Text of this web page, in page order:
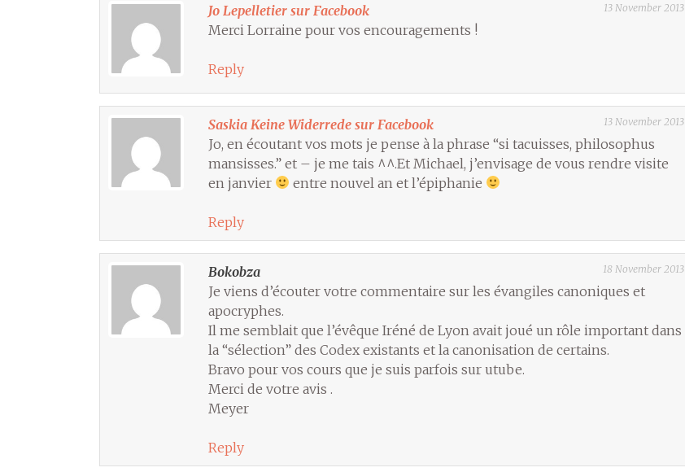
Jo Lepelletier sur Facebook 13 November 2013
Merci Lorraine pour vos encouragements !
Reply
Saskia Keine Widerrede sur Facebook 13 November 2013
Jo, en écoutant vos mots je pense à la phrase “si tacuisses, philosophus
mansisses.” et – je me tais ^^.Et Michael, j’envisage de vous rendre visite
en janvier
entre nouvel an et l’épiphanie
Reply
Bokobza 18 November 2013
Je viens d’écouter votre commentaire sur les évangiles canoniques et
apocryphes.
Il me semblait que l’évêque Iréné de Lyon avait joué un rôle important dans
la “sélection” des Codex existants et la canonisation de certains.
Bravo pour vos cours que je suis parfois sur utube.
Merci de votre avis .
Meyer
Reply